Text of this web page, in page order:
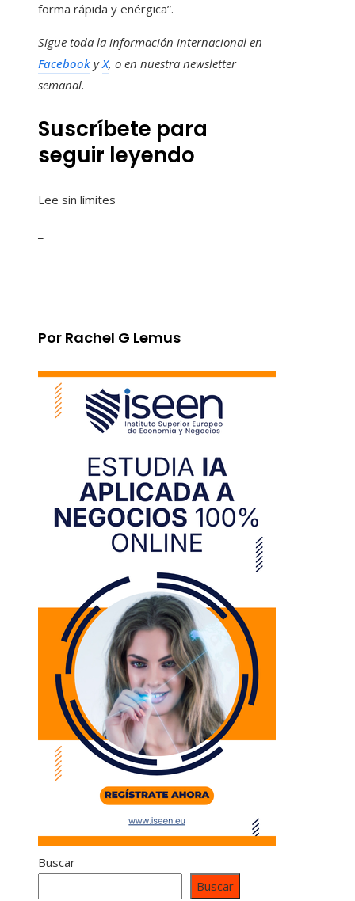
forma rápida y enérgica”.
Sigue toda la información internacional en
Facebook yX, o en nuestra newsletter
semanal.
Suscríbete para
seguir leyendo
Lee sin límites
Por Rachel G Lemus
Buscar
Buscar